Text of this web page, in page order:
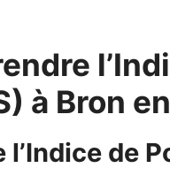
à Bron
l’Indice de